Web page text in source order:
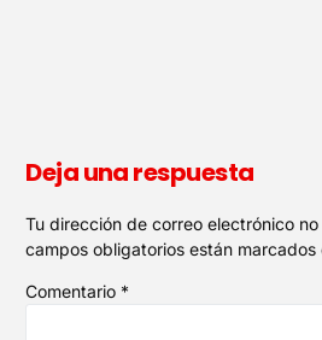
Deja una respuesta
Tu dirección de correo electrónico
campos obligatorios están marcados
Comentario *